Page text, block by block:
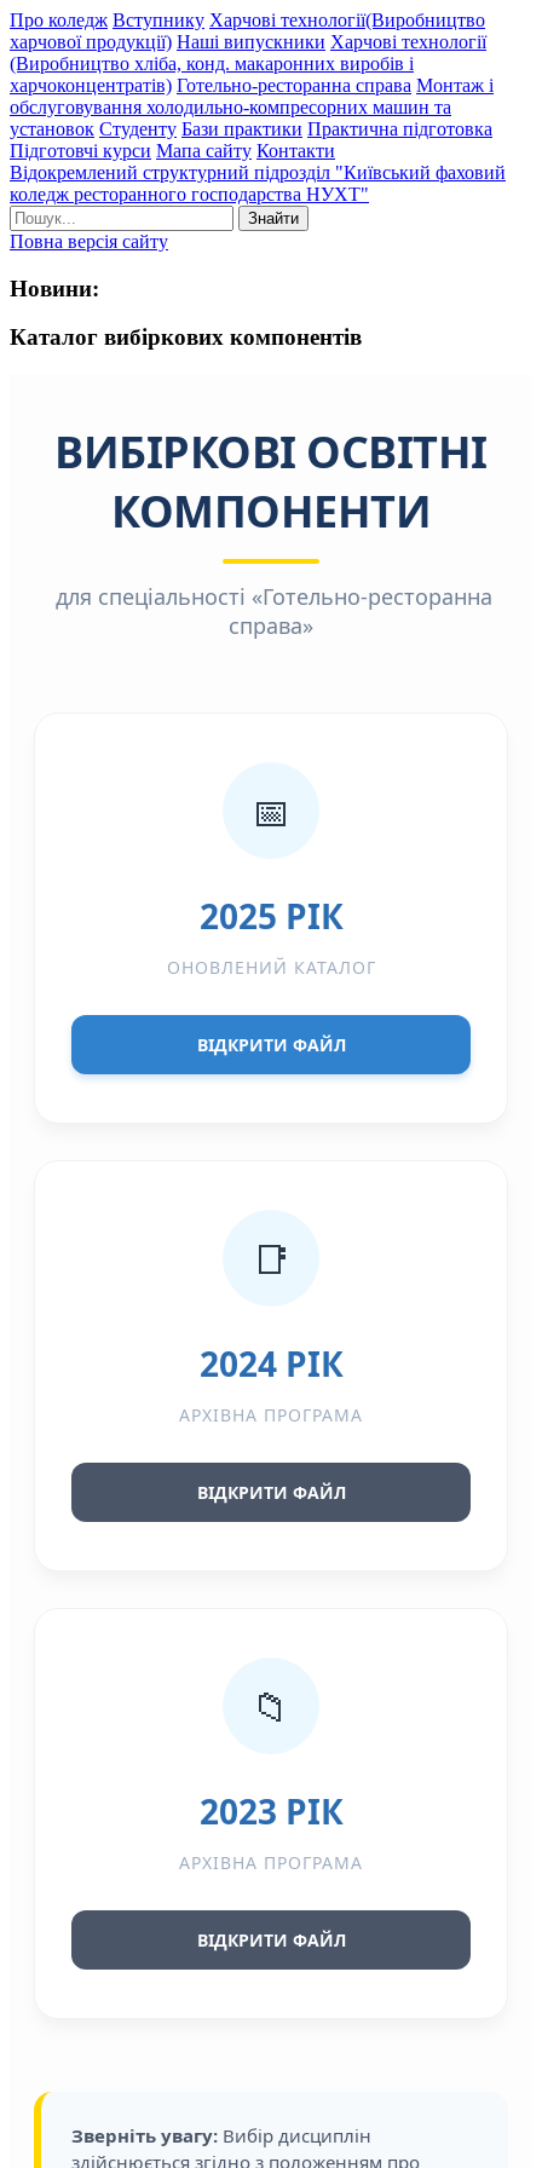
Про коледж Вступнику Харчові технології(Виробництво
харчової продукції) Наші випускники Харчові технології
(Виробництво хліба, конд. макаронних виробів і
харчоконцентратів) Готельно-ресторанна справа Монтаж і
обслуговування холодильно-компресорних машин та
установок Студенту Бази практики Практична підготовка
Підготовчі курси Мапа сайту Контакти
Відокремлений структурний підрозділ "Київський фаховий
коледж ресторанного господарства НУХТ"
Знайти
Повна версія сайту
Новини:
Каталог вибіркових компонентів
ВИБІРКОВІ ОСВІТНІ
КОМПОНЕНТИ
для спеціальності «Готельно-ресторанна
справа»
📅
2025 РІК
ОНОВЛЕНИЙ КАТАЛОГ
ВІДКРИТИ ФАЙЛ
📑
2024 РІК
АРХІВНА ПРОГРАМА
ВІДКРИТИ ФАЙЛ
📁
2023 РІК
АРХІВНА ПРОГРАМА
ВІДКРИТИ ФАЙЛ
Зверніть увагу: Вибір дисциплін
здійснюється згідно з положенням про